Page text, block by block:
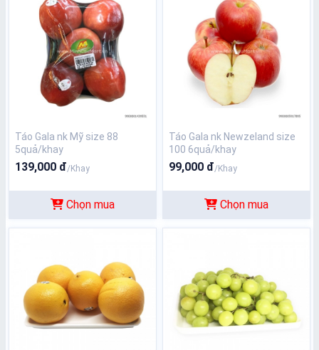
Táo Gala nk Mỹ size 88
5quả/khay
139,000 đ/Khay
Chọn mua
Táo Gala nk Newzeland size
100 6quả/khay
99,000 đ/Khay
Chọn mua